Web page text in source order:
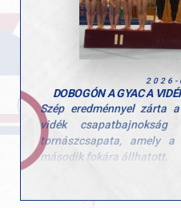
kitartó munkáját!
Felkészítő edzők: Szűcs
2026-
DOBOGÓN A GYAC A
Szép eredménnyel zárta
vidék
tornászcsapata, amely
második fokára állhatott.
A csapat tagjai: Hegedűs